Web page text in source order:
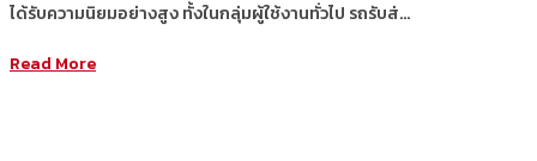
ได้รับความนิยมอย่างสูง ทั้งในกลุ่มผู้ใช้งานทั่วไป รถรับส่…
Read More